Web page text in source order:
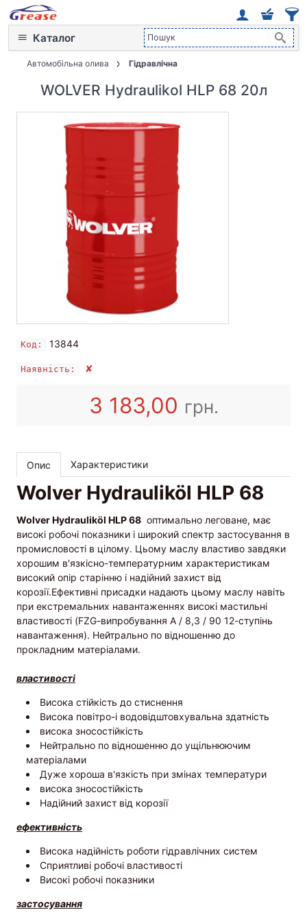
Каталог
Автомобільна олива Гідравлічна
WOLVER Hydraulikol HLP 68 20л
Код: 13844
Наявність: ✘
3 183,00 грн.
Опис Характеристики
Wolver Hydrauliköl HLP 68
Wolver Hydrauliköl HLP 68 оптимально леговане, має
високі робочі показники і широкий спектр застосування в
промисловості в цілому. Цьому маслу властиво завдяки
хорошим в'язкісно-температурним характеристикам
високий опір старінню і надійний захист від
корозії.Ефективні присадки надають цьому маслу навіть
при екстремальних навантаженнях високі мастильні
властивості (FZG-випробування A / 8,3 / 90 12-ступінь
навантаження). Нейтрально по відношенню до
прокладним матеріалами.
властивості
Висока стійкість до стиснення
Висока повітро-і водовідштовхувальна здатність
висока зносостійкість
Нейтрально по відношенню до ущільнюючим
матеріалами
Дуже хороша в'язкість при змінах температури
висока зносостійкість
Надійний захист від корозії
ефективність
Висока надійність роботи гідравлічних систем
Сприятливі робочі властивості
Високі робочі показники
застосування